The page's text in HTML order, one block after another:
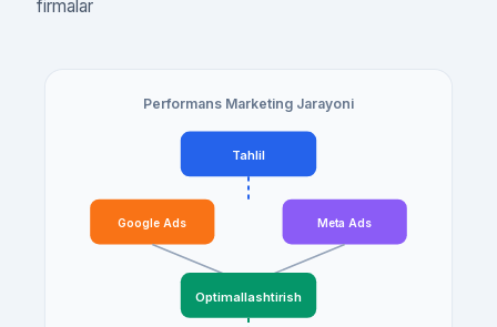
firmalar
Performans Marketing Jarayoni
Tahlil
Google Ads Meta Ads
Optimallashtirish